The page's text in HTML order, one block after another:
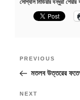
সোশ্যাল মিডিয়ার বন্ধুরা
Previous
Post
PREVIOUS
মতলব উত্তরের
Next
NEXT